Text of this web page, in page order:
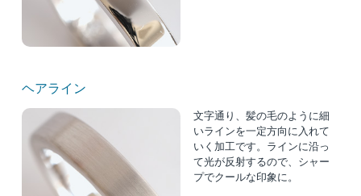
ヘアライン
文字通り、髪の毛のように細
いラインを一定方向に入れて
いく加工です。ラインに沿っ
て光が反射するので、シャー
プでクールな印象に。